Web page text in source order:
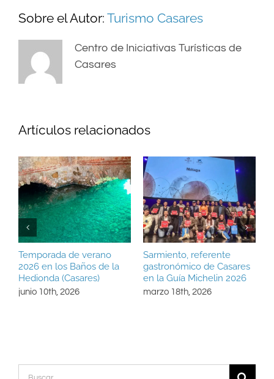
Sobre el Autor: Turismo Casares
Centro de Iniciativas Turísticas de
Casares
Artículos relacionados
Temporada de verano
2026 en los Baños de la
Hedionda (Casares)
junio 10th, 2026
Sarmiento, referente
gastronómico de Casares
en la Guía Michelin 2026
marzo 18th, 2026
Buscar: